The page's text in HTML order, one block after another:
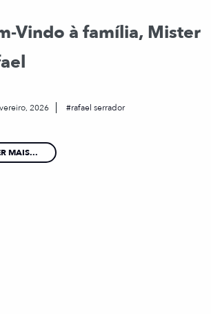
Vindo à família, Mister
2026 rafael serrador
MAIS...